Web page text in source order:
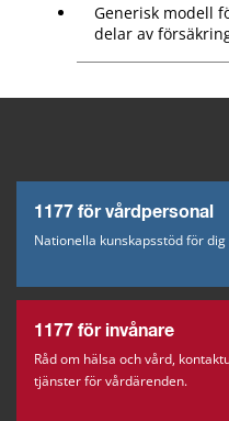
Generisk modell
delar av
1177 för vårdpersonal
Nationella kunskapsstöd för
1177 för invånare
Råd om hälsa och vård,
tjänster för vårdärenden.